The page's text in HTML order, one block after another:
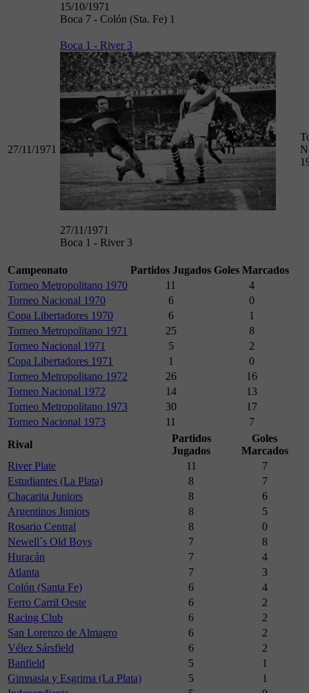
15/10/1971
Boca 7 - Colón (Sta. Fe) 1
27/11/1971
Boca 1 - River 3
27/11/1971
Boca 1 - River 3
Campeonato Partidos Jugados Goles Marcados
Torneo Metropolitano 1970
11
4
Torneo Nacional 1970
6
0
Copa Libertadores 1970
6
1
Torneo Metropolitano 1971
25
8
Torneo Nacional 1971
5
2
Copa Libertadores 1971
1
0
Torneo Metropolitano 1972
26
16
Torneo Nacional 1972
14
13
Torneo Metropolitano 1973
30
17
Torneo Nacional 1973
11
7
Rival
Partidos
Jugados
Goles
Marcados
River Plate
11
7
Estudiantes (La Plata)
8
7
Chacarita Juniors
8
6
Argentinos Juniors
8
5
Rosario Central
8
0
Newell´s Old Boys
7
8
Huracán
7
4
Atlanta
7
3
Colón (Santa Fe)
6
4
Ferro Carril Oeste
6
2
Racing Club
6
2
San Lorenzo de Almagro
6
2
Vélez Sársfield
6
2
Banfield
5
1
Gimnasia y Esgrima (La Plata)
5
1